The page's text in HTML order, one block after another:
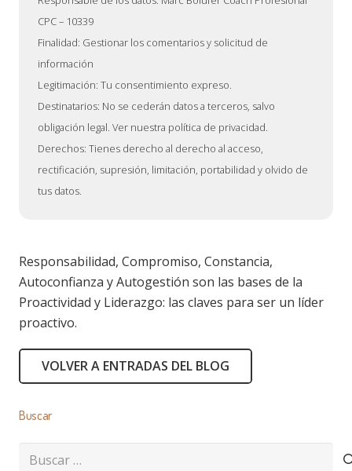
CPC – 10339
Finalidad: Gestionar los comentarios y solicitud de
información
Legitimación: Tu consentimiento expreso.
Destinatarios: No se cederán datos a terceros, salvo
obligación legal. Ver nuestra política de privacidad.
Derechos: Tienes derecho al derecho al acceso,
rectificación, supresión, limitación, portabilidad y olvido de
tus datos.
Responsabilidad, Compromiso, Constancia,
Autoconfianza y Autogestión son las bases de la
Proactividad y Liderazgo: las claves para ser un líder
proactivo.
VOLVER A ENTRADAS DEL BLOG
Buscar
Buscar: